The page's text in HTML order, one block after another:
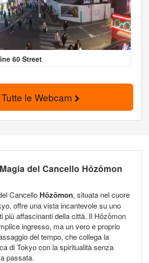
60 Street
Tutte le Webcam
del Cancello Hōzōmon
Cancello Hōzōmon, situata nel cuore
offre una vista incantevole su uno
più affascinanti della città. Il Hōzōmon
ingresso, ma un vero e proprio
del tempo, che collega la
di Tokyo con la spiritualità senza
passata.